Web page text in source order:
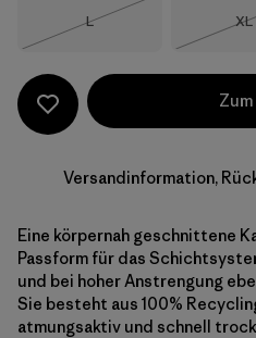
Größe
L
XL
Versandinformation,
Eine körpernah geschnittene
Passform für das
und bei hoher Anstrengung
Sie besteht aus 100%
atmungsaktiv und schnell